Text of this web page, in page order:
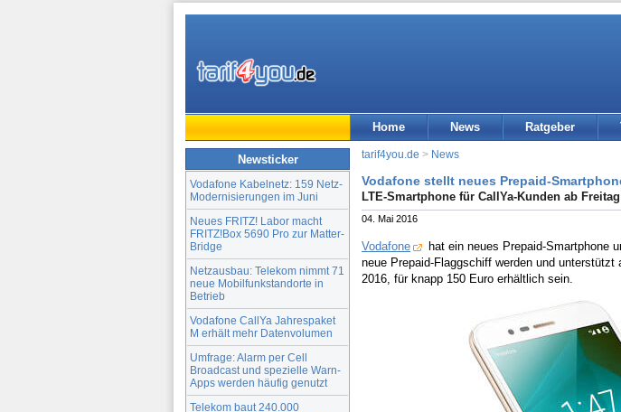
Home News Ratgeber
Newsticker
Vodafone Kabelnetz: 159 Netz-
Modernisierungen im Juni
Neues FRITZ! Labor macht
FRITZ!Box 5690 Pro zur Matter-
Bridge
Netzausbau: Telekom nimmt 71
neue Mobilfunkstandorte in
Betrieb
Vodafone CallYa Jahrespaket
M erhält mehr Datenvolumen
Umfrage: Alarm per Cell
Broadcast und spezielle Warn-
Apps werden häufig genutzt
Telekom baut 240.000
tarif4you.de > News
Vodafone stellt neues Prepaid-
LTE-Smartphone für CallYa-Kunden ab
04. Mai 2016
Vodafone
hat ein neues Prepaid-Smartphone
neue Prepaid-Flaggschiff werden und
2016, für knapp 150 Euro erhältlich sein.